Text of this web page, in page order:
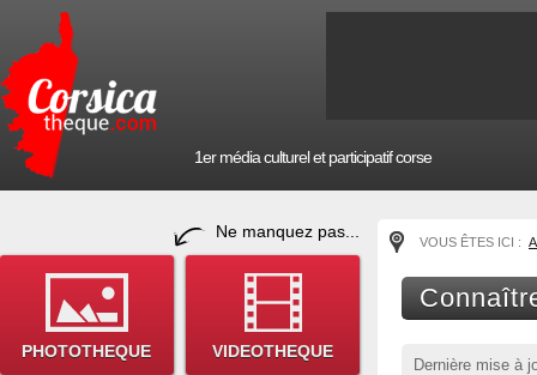
1er média culturel et participatif corse
Ne manquez pas...
PHOTOTHEQUE VIDEOTHEQUE
VOUS ÊTES ICI :
Dernière mise à